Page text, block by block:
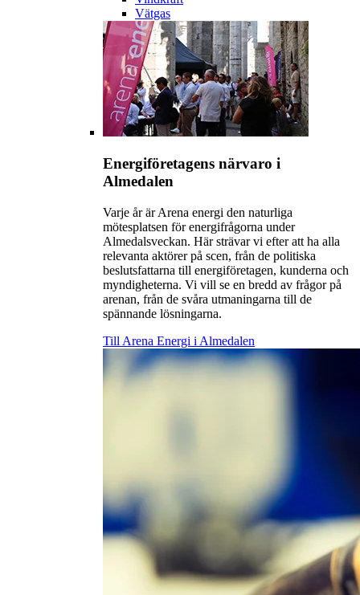
Vätgas
Energiföretagens närvaro i
Almedalen
Varje år är Arena energi den naturliga
mötesplatsen för energifrågorna under
Almedalsveckan. Här strävar vi efter att ha alla
relevanta aktörer på scen, från de politiska
beslutsfattarna till energiföretagen, kunderna och
myndigheterna. Vi vill se en bredd av frågor på
arenan, från de svåra utmaningarna till de
spännande lösningarna.
Till Arena Energi i Almedalen